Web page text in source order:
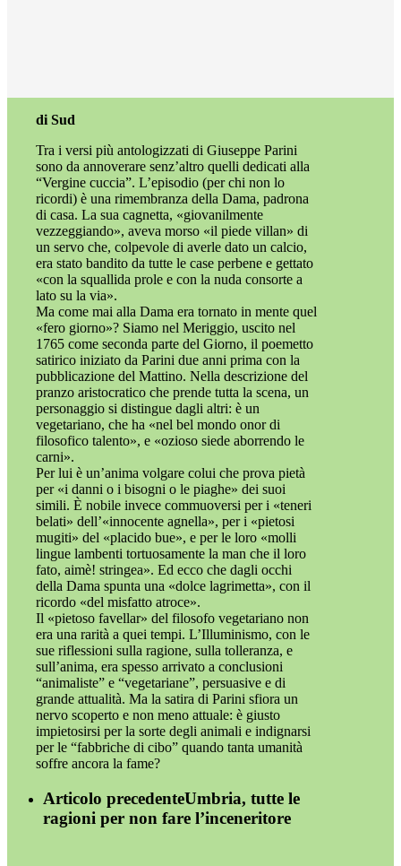
di Sud
Tra i versi più antologizzati di Giuseppe Parini
sono da annoverare senz’altro quelli dedicati alla
“Vergine cuccia”. L’episodio (per chi non lo
ricordi) è una rimembranza della Dama, padrona
di casa. La sua cagnetta, «giovanilmente
vezzeggiando», aveva morso «il piede villan» di
un servo che, colpevole di averle dato un calcio,
era stato bandito da tutte le case perbene e gettato
«con la squallida prole e con la nuda consorte a
lato su la via».
Ma come mai alla Dama era tornato in mente quel
«fero giorno»? Siamo nel Meriggio, uscito nel
1765 come seconda parte del Giorno, il poemetto
satirico iniziato da Parini due anni prima con la
pubblicazione del Mattino. Nella descrizione del
pranzo aristocratico che prende tutta la scena, un
personaggio si distingue dagli altri: è un
vegetariano, che ha «nel bel mondo onor di
filosofico talento», e «ozioso siede aborrendo le
carni».
Per lui è un’anima volgare colui che prova pietà
per «i danni o i bisogni o le piaghe» dei suoi
simili. È nobile invece commuoversi per i «teneri
belati» dell’«innocente agnella», per i «pietosi
mugiti» del «placido bue», e per le loro «molli
lingue lambenti tortuosamente la man che il loro
fato, aimè! stringea». Ed ecco che dagli occhi
della Dama spunta una «dolce lagrimetta», con il
ricordo «del misfatto atroce».
Il «pietoso favellar» del filosofo vegetariano non
era una rarità a quei tempi. L’Illuminismo, con le
sue riflessioni sulla ragione, sulla tolleranza, e
sull’anima, era spesso arrivato a conclusioni
“animaliste” e “vegetariane”, persuasive e di
grande attualità. Ma la satira di Parini sfiora un
nervo scoperto e non meno attuale: è giusto
impietosirsi per la sorte degli animali e indignarsi
per le “fabbriche di cibo” quando tanta umanità
soffre ancora la fame?
Articolo precedenteUmbria, tutte le
ragioni per non fare l’inceneritore